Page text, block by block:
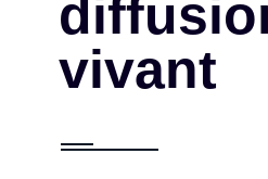
vivant